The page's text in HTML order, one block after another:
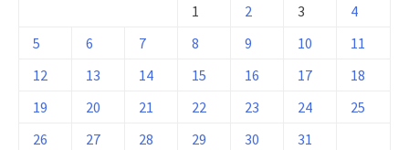
1 2 3
4
5
6 7 8 9 10
11
12
13 14 15 16 17
18
19
20 21 22 23 24
25
26
27 28 29 30 31